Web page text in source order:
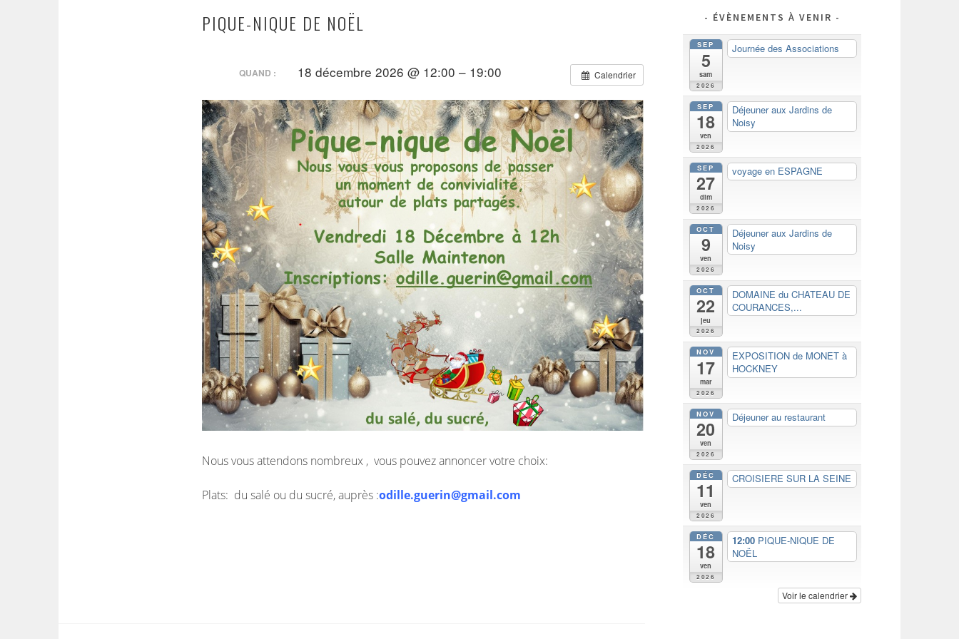
PIQUE-NIQUE DE NOËL
Calendrier
QUAND : 18 décembre 2026 @ 12:00 – 19:00
Nous vous attendons nombreux , vous pouvez annoncer votre choix:
Plats: du salé ou du sucré, auprès :odille.guerin@gmail.com
ÉVÈNEMENTS À VENIR
SEP
5
sam
2026
Journée des Associations
SEP
18
ven
2026
Déjeuner aux Jardins de
Noisy
SEP
27
dim
2026
voyage en ESPAGNE
OCT
9
ven
2026
Déjeuner aux Jardins de
Noisy
OCT
22
jeu
2026
DOMAINE du CHATEAU DE
COURANCES,...
NOV
17
mar
2026
EXPOSITION de MONET à
HOCKNEY
NOV
20
ven
2026
Déjeuner au restaurant
DÉC
11
ven
2026
CROISIERE SUR LA SEINE
DÉC
18
ven
2026
12:00 PIQUE-NIQUE DE
NOËL
Voir le calendrier